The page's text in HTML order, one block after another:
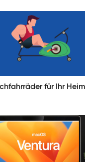
für Ihr